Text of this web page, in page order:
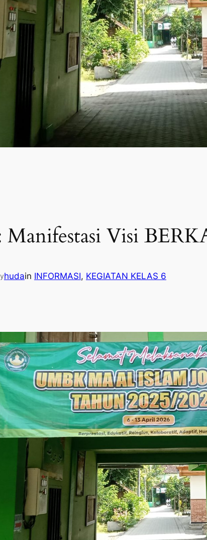
Visi
hudain INFORMASI, KEGIATAN KELAS 6